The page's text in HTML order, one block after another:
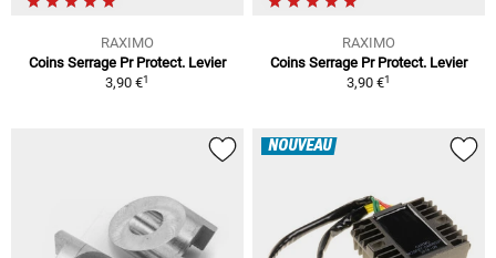
RAXIMO
Coins Serrage Pr Protect. Levier
3,90 €1
RAXIMO
Coins Serrage Pr Protect. Levier
3,90 €1
NOUVEAU